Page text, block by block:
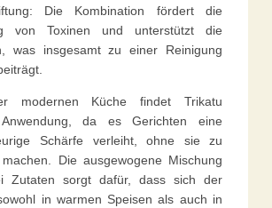
Die Kombination fördert die
von Toxinen und unterstützt die
was insgesamt zu einer Reinigung
modernen Küche findet Trikatu
Anwendung, da es Gerichten eine
Schärfe verleiht, ohne sie zu
Die ausgewogene Mischung
Zutaten sorgt dafür, dass sich der
in warmen Speisen als auch in